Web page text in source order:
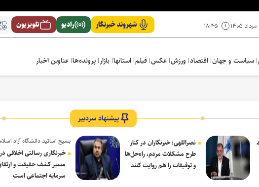
۱۸:۴۵ شهروند خبرنگار رادیو تلویزیون
سیاست و جهان اقتصاد ورزش عکس فیلم استانها بازار پرونده‌ها عناوین اخبار
پیشنهاد سردبیر
نصراللهی: خبرنگاران در کنار
طرح مشکلات مردم، راه‌حل‌ها
و توفیقات را هم روایت کنند
بسیج اساتید دانشگاه آزاد
در پیام روز خبرنگار:
خبرنگاری رسالتی اخلاقی در
مسیر کشف حقیقت و
سرمایه اجتماعی است